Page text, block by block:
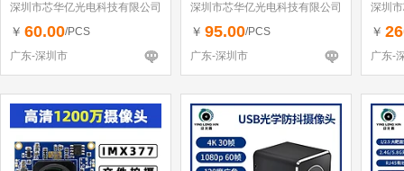
深圳市芯华亿光电科技有限公司
￥ 60.00/PCS
广东-深圳市
深圳市芯华亿光电科技有限公司
￥ 95.00/PCS
广东-深圳市
深圳
￥
广东-